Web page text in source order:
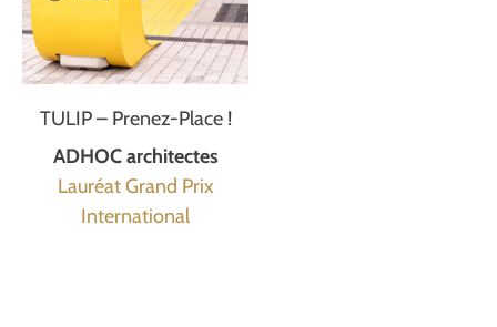
TULIP – Prenez-Place !
ADHOC architectes
Lauréat Grand Prix
International